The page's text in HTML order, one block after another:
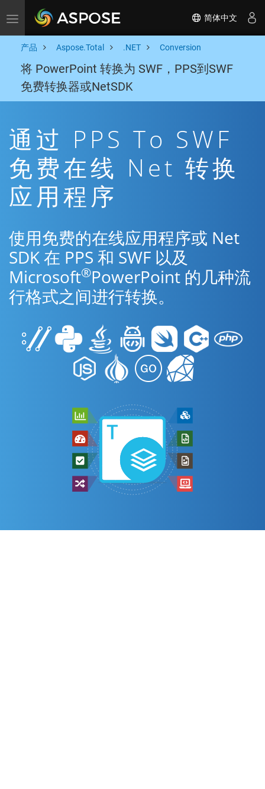
Toggle navigation 简体中文
产品 Aspose.Total .NET Conversion
将 PowerPoint 转换为 SWF，PPS到SWF
免费转换器或NetSDK
通过 PPS To SWF
免费在线 Net 转换
应用程序
使用免费的在线应用程序或 Net
SDK 在 PPS 和 SWF 以及
Microsoft®PowerPoint 的几种流
行格式之间进行转换。